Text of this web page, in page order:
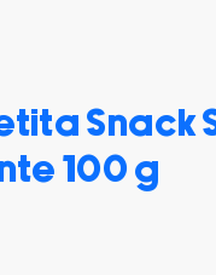
Snack
100 g